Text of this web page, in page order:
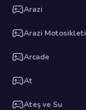
Arazi
Arazi Motosikleti
Arcade
At
Ateş ve Su